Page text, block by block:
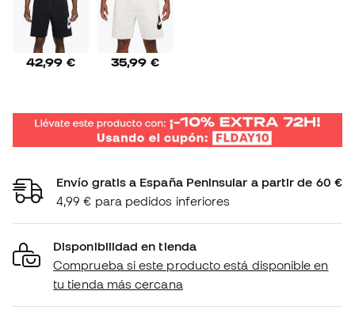
42,99 € 35,99 €
Envío gratis a España Peninsular a partir de 60 €
4,99 € para pedidos inferiores
Disponibilidad en tienda
Comprueba si este producto está disponible en
tu tienda más cercana